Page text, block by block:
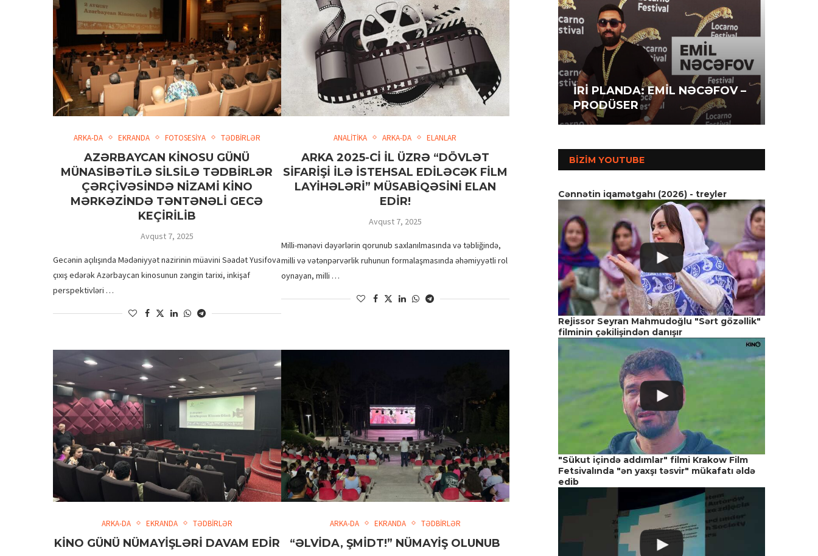
ARKA-DA EKRANDA FOTOSESİYA TƏDBİRLƏR
AZƏRBAYCAN KİNOSU GÜNÜ
MÜNASİBƏTİLƏ SİLSİLƏ TƏDBİRLƏR
ÇƏRÇİVƏSİNDƏ NİZAMİ KİNO
MƏRKƏZİNDƏ TƏNTƏNƏLİ GECƏ
KEÇİRİLİB
Avqust 7, 2025
Gecənin açılışında Mədəniyyət nazirinin müavini Səadət Yusifova
çıxış edərək Azərbaycan kinosunun zəngin tarixi, inkişaf
perspektivləri …
ANALİTİKA ARKA-DA ELANLAR
ARKA 2025-Cİ İL ÜZRƏ “DÖVLƏT
SİFARİŞİ İLƏ İSTEHSAL EDİLƏCƏK FİLM
LAYİHƏLƏRİ” MÜSABİQƏSİNİ ELAN
EDİR!
Avqust 7, 2025
Milli-mənəvi dəyərlərin qorunub saxlanılmasında və təbliğində,
milli və vətənpərvərlik ruhunun formalaşmasında əhəmiyyətli rol
oynayan, milli …
ARKA-DA EKRANDA TƏDBİRLƏR
KİNO GÜNÜ NÜMAYİŞLƏRİ DAVAM EDİR
ARKA-DA EKRANDA TƏDBİRLƏR
“ƏLVİDA, ŞMİDT!” NÜMAYİŞ OLUNUB
İRİ PLANDA: EMİL NƏCƏFOV –
PRODÜSER
İRİ PLANDA: İLAHƏ
HƏSƏNOVA – AKTRİSA
BIZIM YOUTUBE
Cənnətin iqamətgahı (2026) - treyler
Rejissor Seyran Mahmudoğlu "Sərt gözəllik"
filminin çəkilişindən danışır
"Sükut içində addımlar" filmi Krakow Film
Fetsivalında "ən yaxşı təsvir" mükafatı əldə
edib